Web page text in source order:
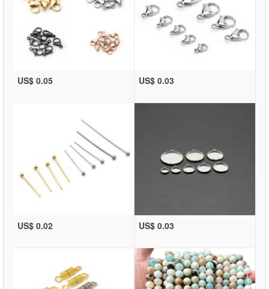
US$ 0.05 US$ 0.03
US$ 0.02 US$ 0.03